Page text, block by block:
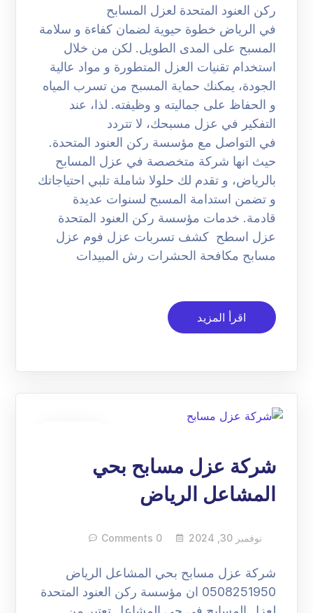
ركن العنود المتحدة لعزل المسابح
في الرياض خطوة حيوية لضمان كفاءة و سلامة
المسبح على المدى الطويل. لكن من خلال
استخدام تقنيات العزل المتطورة و مواد عالية
الجودة، يمكنك حماية المسبح من تسرب المياه
و الحفاظ على جماليته و وظيفته. لذا، عند
التفكير في عزل مسبحك، لا تتردد
في التواصل مع مؤسسة ركن العنود المتحدة.
حيث انها شركة متخصصة في عزل المسابح
بالرياض، و تقدم لك حلولا شاملة تلبي احتياجاتك
و تضمن استدامة المسبح لسنوات عديدة
قادمة. خدمات مؤسسة ركن العنود المتحدة
عزل اسطح كشف تسربات عزل فوم عزل
مسابح مكافحة الحشرات رش المبيدات
اقرأ المزيد
شركة عزل مسابح بحي
المشاعل الرياض
نوفمبر 30, 2024 0 Comments
شركة عزل مسابح بحي المشاعل الرياض
0508251950 ان مؤسسة ركن العنود المتحدة